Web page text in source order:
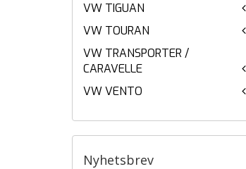
VW TIGUAN
VW TOURAN
VW TRANSPORTER /
CARAVELLE
VW VENTO
Nyhetsbrev